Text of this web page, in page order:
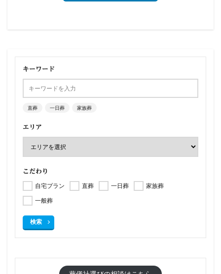
キーワード
直葬 一日葬 家族葬
エリア
こだわり
自宅プラン 直葬 一日葬
家族葬
一般葬
検索